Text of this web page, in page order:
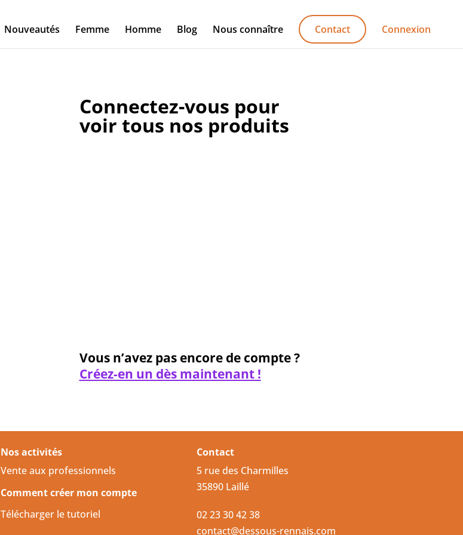
Nouveautés Femme Homme Blog Nous connaître Contact Connexion
Connectez-vous pour
voir tous nos produits
Vous n’avez pas encore de compte ?
Créez-en un dès maintenant !
Nos activités
Vente aux professionnels
Comment créer mon compte
Télécharger le tutoriel
Contact
5 rue des Charmilles
35890 Laillé
02 23 30 42 38
contact@dessous-rennais.com